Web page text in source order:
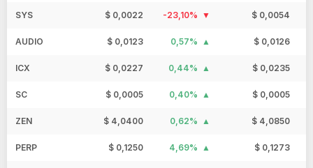
SYS $ 0,0022 -23,10% $ 0,0054
AUDIO $ 0,0123 0,57% $ 0,0126
ICX $ 0,0227 0,44% $ 0,0235
SC $ 0,0005 0,40% $ 0,0005
ZEN $ 4,0400 0,62% $ 4,0850
PERP $ 0,1250 4,69% $ 0,1273